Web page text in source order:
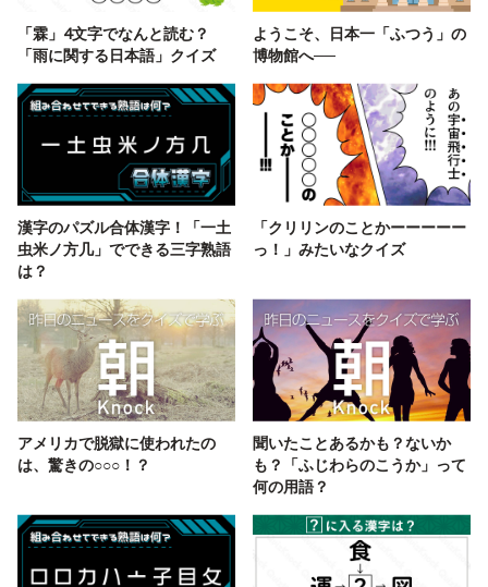
「霖」4文字でなんと読む？
「雨に関する日本語」クイズ
ようこそ、日本一「ふつう」の
博物館へ──
漢字のパズル合体漢字！「一土
虫米ノ方几」でできる三字熟語
は？
「クリリンのことかーーーーー
っ！」みたいなクイズ
アメリカで脱獄に使われたの
は、驚きの○○○！？
聞いたことあるかも？ないか
も？「ふじわらのこうか」って
何の用語？